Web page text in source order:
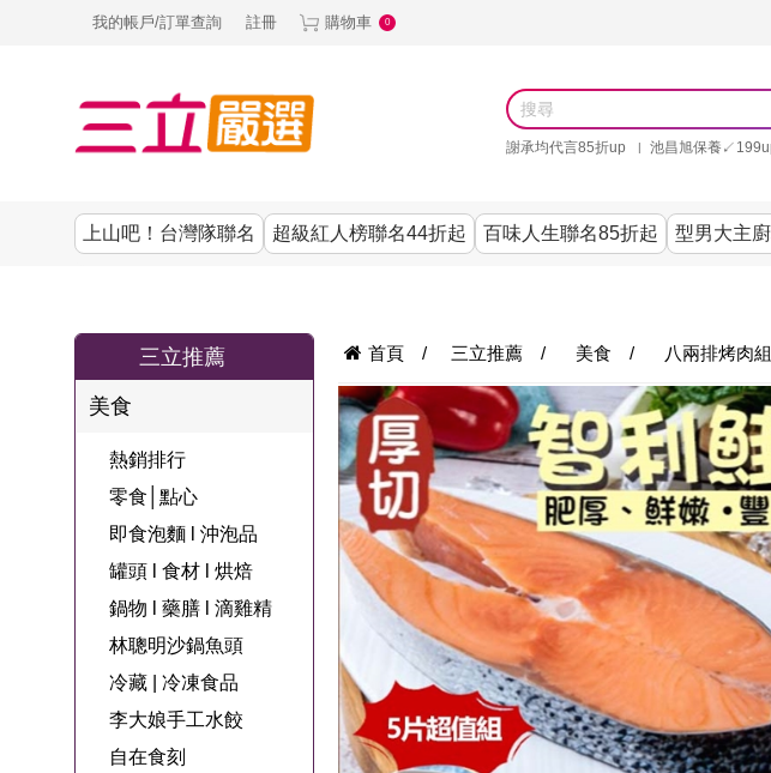
我的帳戶/訂單查詢 註冊 購物車 0
謝承均代言85折up 池昌旭保養
上山吧！台灣隊聯名 超級紅人榜聯名44折起 百味人生聯名85折起 型男大主
古溜x五秀園
熱銷排行
夜聯名
超級紅人榜聯
名
百味人生戲劇
型男大主廚聯
名
節目聯名商品
推薦
熱銷排行
品
罐頭 l 食材 l 烘
焙
鍋物 l 藥膳 l 滴
雞精
林聰明沙鍋魚
冷藏 | 冷凍食品
熱銷排行
清潔用品
寢具│床墊
宗教開運
ELVIS愛菲斯
Astonish英國潔
雨揚老師開運
熱銷排行
機能服飾
配件
PP波瑟楓妮品
牌館
養生|保健
池昌旭代言
Bello. U
OUR FAMILY
一家人
甘味人生
狀元堂牛樟芝
熱銷排行
女內褲
男內褲
NEONER
熱銷排行
美容專區
涼夏家電
3C
1MORE耳機
韓國
SKINASSET
甘味人生鍵力
肽↙85折
百味人生
三立推薦
美食
熱銷排行
零食│點心
即食泡麵 l 沖泡品
罐頭 l 食材 l 烘焙
鍋物 l 藥膳 l 滴雞精
林聰明沙鍋魚頭
冷藏 | 冷凍食品
李大娘手工水餃
自在食刻
首頁 / 三立推薦 / 美食 / 八兩排烤肉組